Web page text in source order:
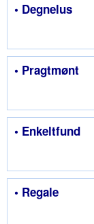
• Degnelus
• Pragtmønt
• Enkeltfund
• Regale